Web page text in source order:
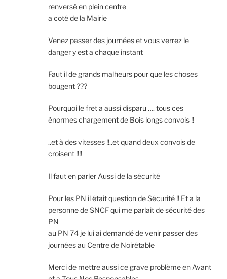
renversé en plein centre
a coté de la Mairie
Venez passer des journées et vous verrez le
danger y est a chaque instant
Faut il de grands malheurs pour que les choses
bougent ???
Pourquoi le fret a aussi disparu …. tous ces
énormes chargement de Bois longs convois !!
..et à des vitesses !!..et quand deux convois de
croisent !!!!
Il faut en parler Aussi de la sécurité
Pour les PN il était question de Sécurité !! Et a la
personne de SNCF qui me parlait de sécurité des
PN
au PN 74 je lui ai demandé de venir passer des
journées au Centre de Noirétable
Merci de mettre aussi ce grave problème en Avant